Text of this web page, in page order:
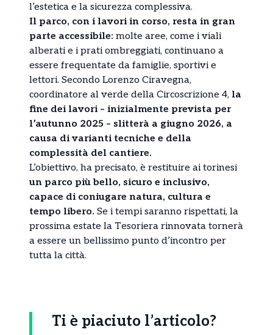
l’estetica e la sicurezza complessiva.
Il parco, con i lavori in corso, resta in gran
parte accessibile: molte aree, come i viali
alberati e i prati ombreggiati, continuano a
essere frequentate da famiglie, sportivi e
lettori. Secondo Lorenzo Ciravegna,
coordinatore al verde della Circoscrizione 4, la
fine dei lavori – inizialmente prevista per
l’autunno 2025 – slitterà a giugno 2026, a
causa di varianti tecniche e della
complessità del cantiere.
L’obiettivo, ha precisato, è restituire ai torinesi
un parco più bello, sicuro e inclusivo,
capace di coniugare natura, cultura e
tempo libero. Se i tempi saranno rispettati, la
prossima estate la Tesoriera rinnovata tornerà
a essere un bellissimo punto d’incontro per
tutta la città.
Ti è piaciuto l’articolo?